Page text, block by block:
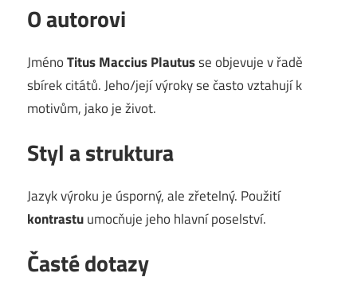
O autorovi
JménoTitus Maccius Plautusse objevuje v řadě
sbírek citátů. Jeho/její výroky se často vztahují k
motivům, jako je život.
Styl a struktura
Jazyk výroku je úsporný, ale zřetelný. Použití
kontrastuumocňuje jeho hlavní poselství.
Časté dotazy